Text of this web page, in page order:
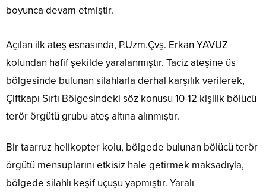
boyunca devam etmiştir.
Açılan ilk ateş esnasında, P.Uzm.Çvş. Erkan YAVUZ
kolundan hafif şekilde yaralanmıştır. Taciz ateşine üs
bölgesinde bulunan silahlarla derhal karşılık verilerek,
Çiftkapı Sırtı Bölgesindeki söz konusu 10-12 kişilik bölücü
terör örgütü grubu ateş altına alınmıştır.
Bir taarruz helikopter kolu, bölgede bulunan bölücü terör
örgütü mensuplarını etkisiz hale getirmek maksadıyla,
bölgede silahlı keşif uçuşu yapmıştır. Yaralı